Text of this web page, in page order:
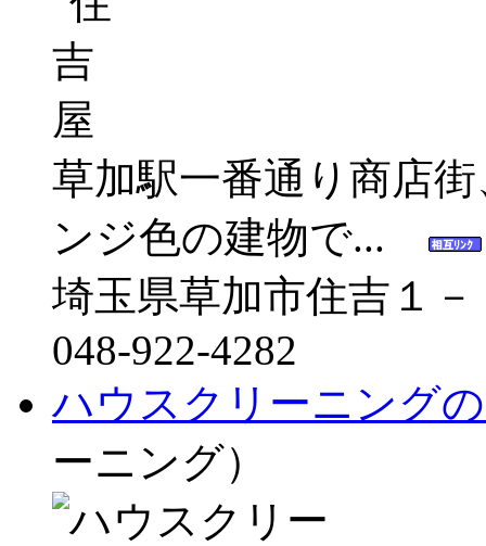
草加駅一番通り商店
ンジ色の建物で...
埼玉県草加市住吉１
048-922-4282
ハウスクリーニング
ーニング）